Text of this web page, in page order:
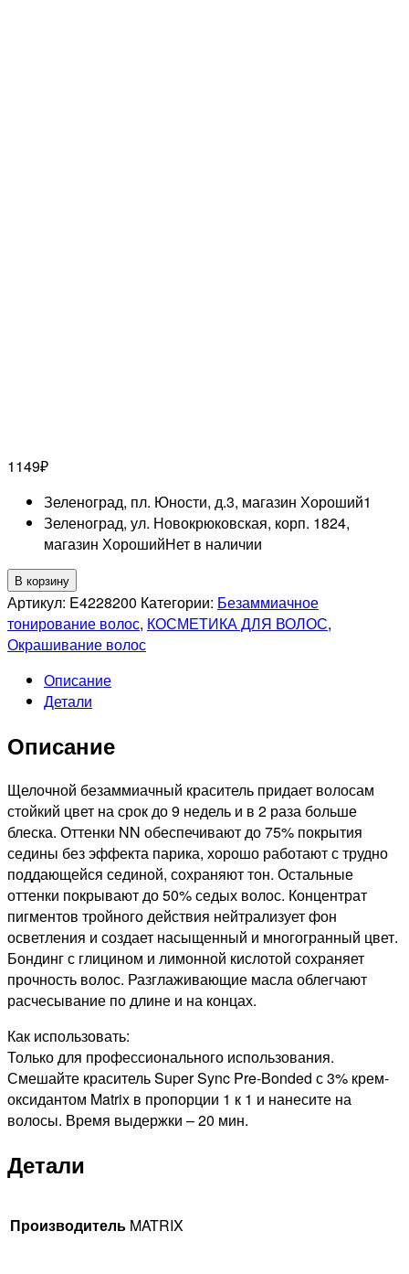
1149₽
Зеленоград, пл. Юности, д.3, магазин Хороший1
Зеленоград, ул. Новокрюковская, корп. 1824,
магазин ХорошийНет в наличии
Количество
товара
MATRIX
PROFESSIONAL
SUPER
SYNC
BONDED
КРАСКА
ДЛЯ
ВОЛОС
БЕЗ
АММИАКА
СВЕТЛЫЙ
ШАТЕН
МОККА,
90мл
В корзину
Артикул: E4228200 Категории: Безаммиачное
тонирование волос, КОСМЕТИКА ДЛЯ ВОЛОС,
Окрашивание волос
Описание
Детали
Описание
Щелочной безаммиачный краситель придает волосам
стойкий цвет на срок до 9 недель и в 2 раза больше
блеска. Оттенки NN обеспечивают до 75% покрытия
седины без эффекта парика, хорошо работают с трудно
поддающейся сединой, сохраняют тон. Остальные
оттенки покрывают до 50% седых волос. Концентрат
пигментов тройного действия нейтрализует фон
осветления и создает насыщенный и многогранный цвет.
Бондинг с глицином и лимонной кислотой сохраняет
прочность волос. Разглаживающие масла облегчают
расчесывание по длине и на концах.
Как использовать:
Только для профессионального использования.
Смешайте краситель Super Sync Pre-Bonded с 3% крем-
оксидантом Matrix в пропорции 1 к 1 и нанесите на
волосы. Время выдержки – 20 мин.
Детали
Производитель MATRIX